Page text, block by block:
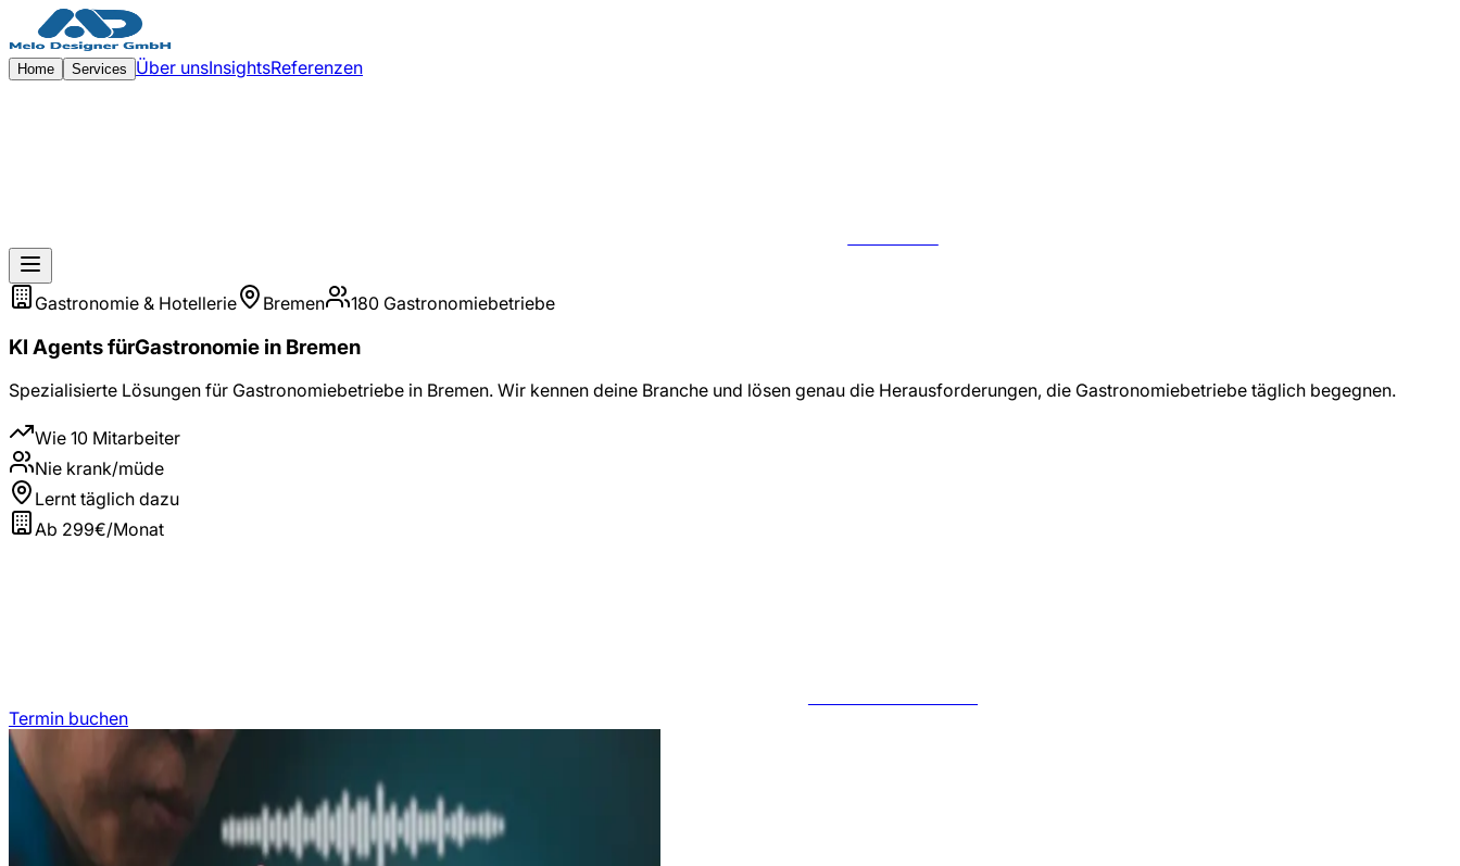
Zum Hauptinhalt springen
Home Services Über unsInsightsReferenzen
Gastronomie & Hotellerie Bremen 180 Gastronomiebetriebe
KI AgentsfürGastronomie in Bremen
Spezialisierte Lösungen für Gastronomiebetriebe in Bremen. Wir kennen deine Branche und lösen genau die Herausforderungen, die Gastronomiebetriebe täglich begegnen.
Wie 10 Mitarbeiter
Nie krank/müde
Lernt täglich dazu
Ab 299€/Monat
Termin buchen